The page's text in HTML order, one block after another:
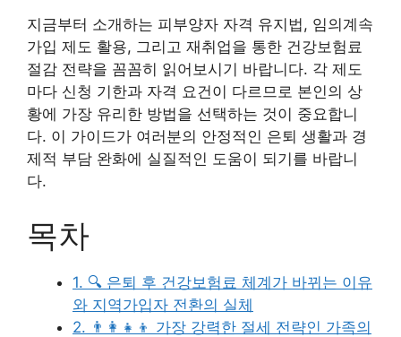
지금부터 소개하는 피부양자 자격 유지법, 임의계속
가입 제도 활용, 그리고 재취업을 통한 건강보험료
절감 전략을 꼼꼼히 읽어보시기 바랍니다. 각 제도
마다 신청 기한과 자격 요건이 다르므로 본인의 상
황에 가장 유리한 방법을 선택하는 것이 중요합니
다. 이 가이드가 여러분의 안정적인 은퇴 생활과 경
제적 부담 완화에 실질적인 도움이 되기를 바랍니
다.
목차
1. 🔍 은퇴 후 건강보험료 체계가 바뀌는 이유
와 지역가입자 전환의 실체
2. 👨‍👩‍👧‍👦 가장 강력한 절세 전략인 가족의